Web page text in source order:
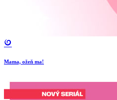
Mama, ožeň ma!